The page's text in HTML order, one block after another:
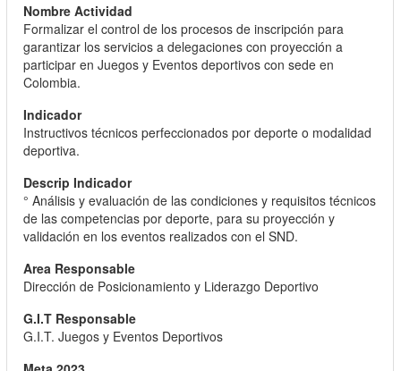
Formalizar el control de los procesos de inscripción para
garantizar los servicios a delegaciones con proyección a
participar en Juegos y Eventos deportivos con sede en
Colombia.
Instructivos técnicos perfeccionados por deporte o modalidad
deportiva.
° Análisis y evaluación de las condiciones y requisitos técnicos
de las competencias por deporte, para su proyección y
validación en los eventos realizados con el SND.
Dirección de Posicionamiento y Liderazgo Deportivo
G.I.T. Juegos y Eventos Deportivos